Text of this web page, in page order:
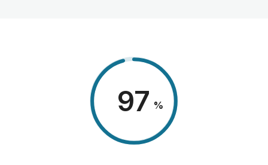
98 %